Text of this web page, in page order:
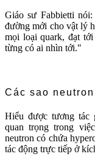
Giáo sư Fabbietti
đường mới cho vật lý
mọi loại quark, đạt
từng có ai nhìn tới."
Các sao
Hiểu được tương tác
quan trọng trong
neutron có chứa
tác động trực tiếp ở